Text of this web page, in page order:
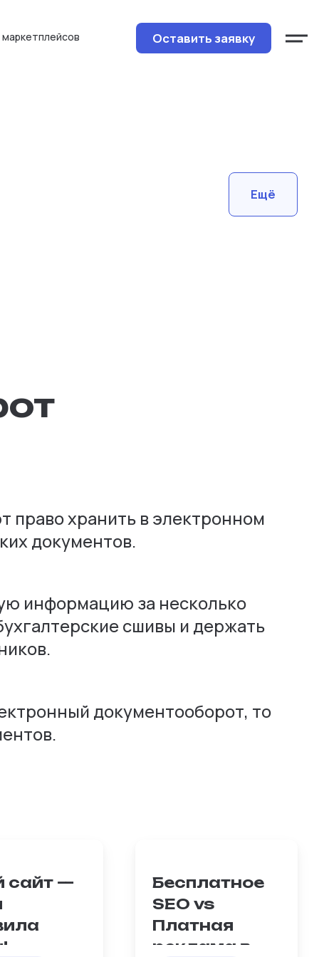
Оставить заявку
Ещё
право хранить в электронном
документов.
информацию за несколько
сшивы и держать
документооборот, то
сайт —
Бесплатное
SEO vs
Платная
реклама в
Классическая